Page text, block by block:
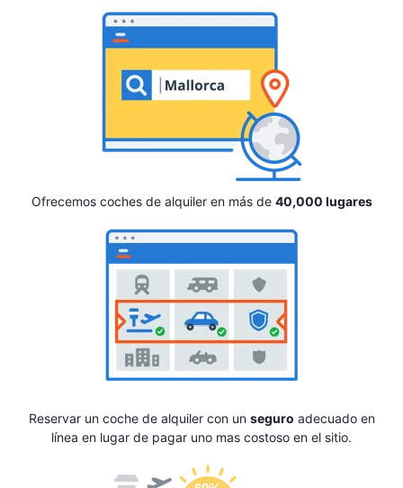
Ofrecemos coches de alquiler en más de 40,000 lugares
Reservar un coche de alquiler con un seguro adecuado en
línea en lugar de pagar uno mas costoso en el sitio.